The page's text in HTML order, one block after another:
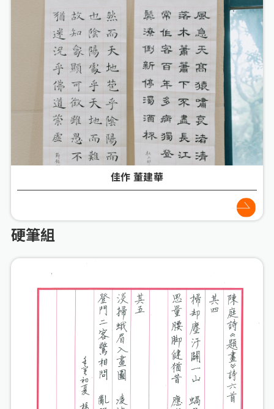
佳作 董建華
硬筆組